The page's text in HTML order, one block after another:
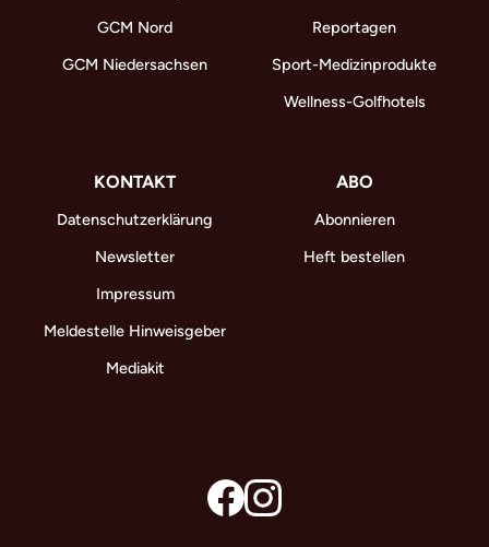
GCM Nord
GCM Niedersachsen
Reportagen
Sport-Medizinprodukte
Wellness-Golfhotels
KONTAKT
Datenschutzerklärung
Newsletter
Impressum
Meldestelle Hinweisgeber
Mediakit
ABO
Abonnieren
Heft bestellen